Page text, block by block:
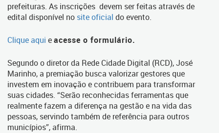
prefeituras. As inscrições devem ser feitas através de
edital disponível no site oficial do evento.
Clique aqui eacesse o formulário.
Segundo o diretor da Rede Cidade Digital (RCD), José
Marinho, a premiação busca valorizar gestores que
investem em inovação e contribuem para transformar
suas cidades. “Serão reconhecidas ferramentas que
realmente fazem a diferença na gestão e na vida das
pessoas, servindo também de referência para outros
municípios”, afirma.